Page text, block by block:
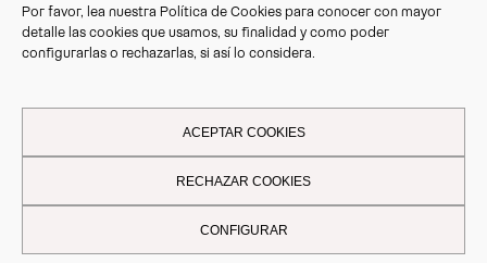
Por favor, lea nuestra Política de Cookies para conocer con mayor
detalle las cookies que usamos, su finalidad y como poder
configurarlas o rechazarlas, si así lo considera.
ACEPTAR COOKIES
RECHAZAR COOKIES
CONFIGURAR
T. +34 968 387 220
F. +34 968 387 766
info@vrioeurope.com
Política de privacidad-Política de cookies
Todos los derechos reservados